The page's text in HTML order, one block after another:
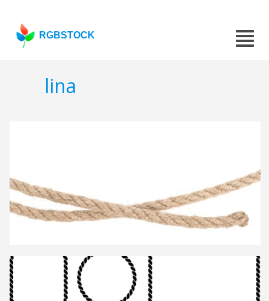
RGBSTOCK
lina